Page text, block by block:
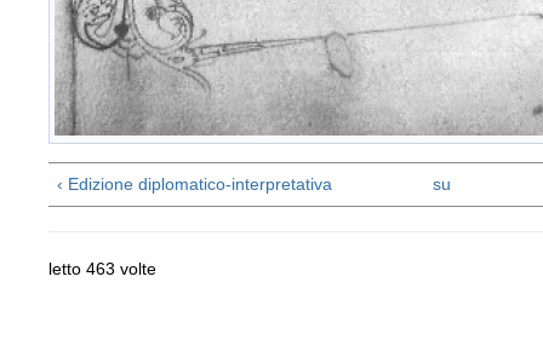
‹ Edizione diplomatico-interpretativa su
letto 463 volte